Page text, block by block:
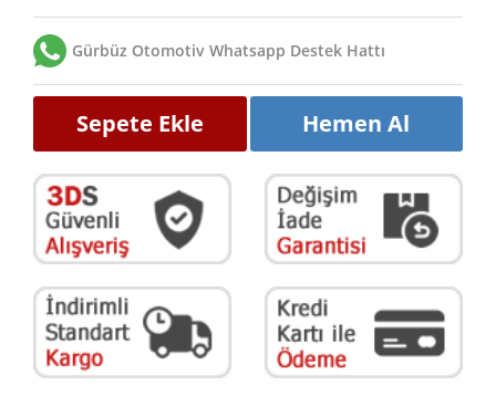
Gürbüz Otomotiv Whatsapp Destek Hattı
Sepete Ekle Hemen Al